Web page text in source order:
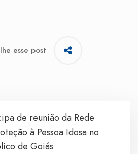
esse post
de reunião da Rede
à Pessoa Idosa no
de Goiás